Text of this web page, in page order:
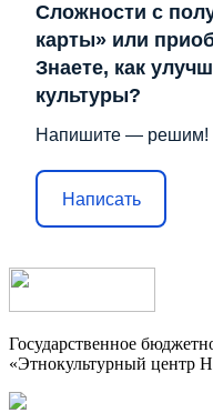
Сложности с
карты» или
Знаете, как
культуры?
Напишите — решим!
Написать
Государственное
«Этнокультурный центр